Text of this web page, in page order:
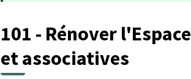
101 - Rénover
et associatives